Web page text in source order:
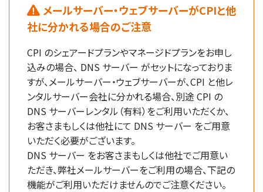
メールサーバー・ウェブサーバーがCPIと他
社に分かれる場合のご注意
CPI のシェアードプランやマネージドプランをお申し
込みの場合、 DNS サーバー がセットになっておりま
すが、メールサーバー・ウェブサーバーが、CPI と他レ
ンタルサーバー会社に分かれる場合、別途 CPI の
DNS サーバーレンタル（有料）をご利用いただくか、
お客さまもしくは他社にて DNS サーバー をご用意
いただく必要がございます。
DNS サーバー をお客さまもしくは他社でご用意い
ただき、弊社メールサーバーをご利用の場合、下記の
機能がご利用いただけませんのでご注意ください。